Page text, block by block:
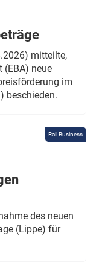
mitteilte,
(EBA) neue
im
beschieden.
Rail Business
des neuen
(Lippe) für